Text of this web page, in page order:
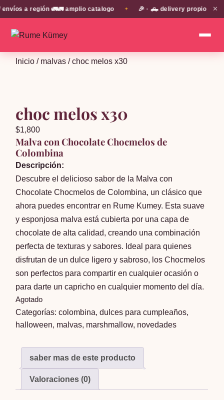
a región 🚛🚛 amplio catalogo ✦ 🎉 · 🛻 delivery propio en EN✕
Inicio / malvas / choc melos x30
choc melos x30
$1,800
Malva con Chocolate Chocmelos de
Colombina
Descripción:
Descubre el delicioso sabor de la Malva con
Chocolate Chocmelos de Colombina, un clásico que
ahora puedes encontrar en Rume Kumey. Esta suave
y esponjosa malva está cubierta por una capa de
chocolate de alta calidad, creando una combinación
perfecta de texturas y sabores. Ideal para quienes
disfrutan de un dulce ligero y sabroso, los Chocmelos
son perfectos para compartir en cualquier ocasión o
para darte un capricho en cualquier momento del día.
Agotado
Categorías:colombina,dulces para cumpleaños,
halloween, malvas, marshmallow, novedades
saber mas de este producto
Valoraciones (0)